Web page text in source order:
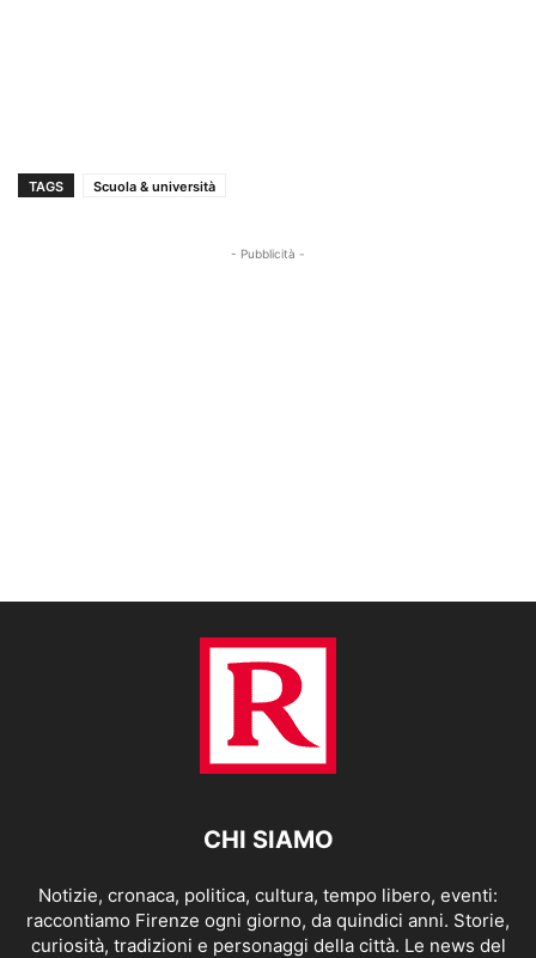
TAGS Scuola & università
- Pubblicità -
CHI SIAMO
Notizie, cronaca, politica, cultura, tempo libero, eventi:
raccontiamo Firenze ogni giorno, da quindici anni. Storie,
curiosità, tradizioni e personaggi della città. Le news del